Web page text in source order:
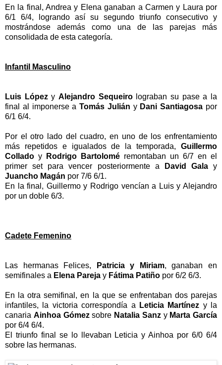
En la final, Andrea y Elena ganaban a Carmen y Laura por
6/1 6/4, logrando así su segundo triunfo consecutivo y
mostrándose además como una de las parejas más
consolidada de esta categoría.
Infantil Masculino
Luis LópezyAlejandro Sequeirolograban su pase a la
final al imponerse aTomás Julián y Dani Santiagosa por
6/1 6/4.
Por el otro lado del cuadro, en uno de los enfrentamiento
más repetidos e igualados de la temporada, Guillermo
Collado y Rodrigo Bartolomé remontaban un 6/7 en el
primer set para vencer posteriormente a
David Galay
Juancho Magán por 7/6 6/1.
En la final, Guillermo y Rodrigo vencían a Luis y Alejandro
por un doble 6/3.
Cadete Femenino
Las hermanas Felices, Patricia y Miriam, ganaban en
semifinales a Elena Pareja y Fátima Patiño por 6/2 6/3.
En la otra semifinal, en la que se enfrentaban dos parejas
infantiles, la victoria correspondía a
Leticia Martínez y la
canaria Ainhoa Gómezsobre Natalia Sanzy Marta García
por 6/4 6/4.
El triunfo final se lo llevaban Leticia y Ainhoa por 6/0 6/4
sobre las hermanas.